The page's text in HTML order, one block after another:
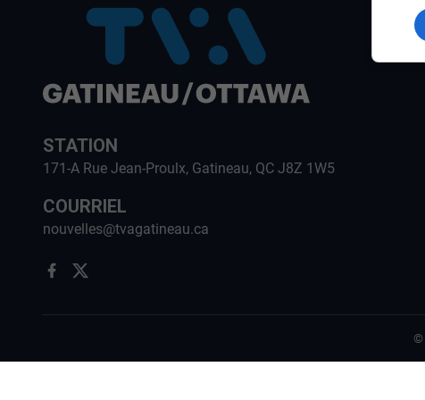
STATION
171-A Rue Jean-Proulx, Gatineau, QC J8Z 1W5
COURRIEL
nouvelles@tvagatineau.ca
©